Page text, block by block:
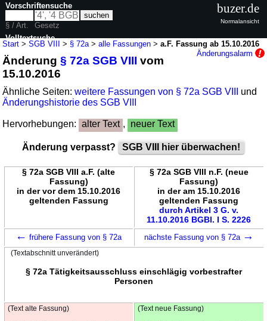
Start >SGB VIII > § 72a >alle Fassungen >a.F. Fassung ab 15.10.2016
Änderungsalarm
Änderung§ 72a SGB VIII vom
15.10.2016
Ähnliche Seiten:weitere Fassungen von § 72a SGB VIII
und
Änderungshistorie des SGB VIII
Hervorhebungen: alter Text , neuer Text
Änderung verpasst? SGB VIII hier überwachen!
§ 72a SGB VIII a.F. (alte
Fassung)
in der vor dem 15.10.2016
geltenden Fassung
§ 72a SGB VIII n.F. (neue
Fassung)
in der am 15.10.2016
geltenden Fassung
durch Artikel 3 G. v.
11.10.2016 BGBl. I S. 2226
← frühere Fassung von § 72a nächste Fassung von § 72a →
(Textabschnitt unverändert)
§ 72a Tätigkeitsausschluss einschlägig vorbestrafter
Personen
(Text alte Fassung) (Text neue Fassung)
Vorschriftensuche
§ / Art.
Gesetz
Volltextsuche
nur in SGB VIII
buzer.de
Normalansicht